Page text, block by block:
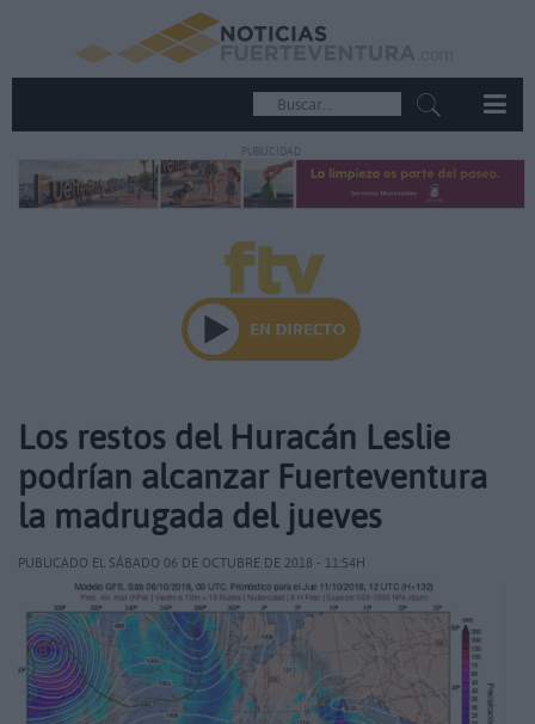
PUBLICIDAD
Los restos del Huracán Leslie
podrían alcanzar Fuerteventura
la madrugada del jueves
PUBLICADO EL SÁBADO 06 DE OCTUBRE DE 2018 - 11:54H